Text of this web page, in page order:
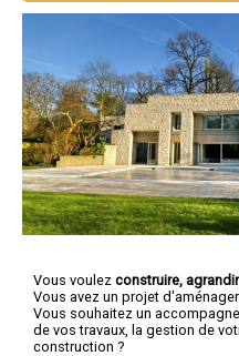
Vous voulez construire,
Vous avez un projet
Vous souhaitez un
de vos travaux, la gestion de
construction ?